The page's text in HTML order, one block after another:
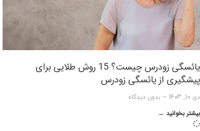
یائسگی زودرس چیست؟ 15 روش طلایی برای
پیشگیری از یائسگی زودرس
دی 10, 1403 بدون دیدگاه
بیشتر بخوانید →